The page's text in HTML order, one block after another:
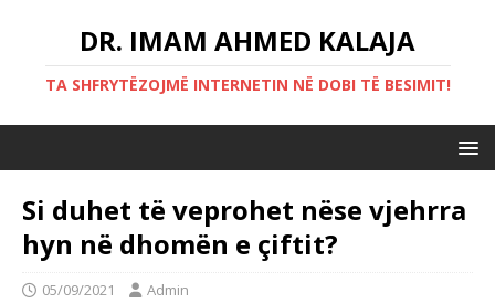
DR. IMAM AHMED KALAJA
TA SHFRYTËZOJMË INTERNETIN NË DOBI TË BESIMIT!
Si duhet të veprohet nëse vjehrra
hyn në dhomën e çiftit?
05/09/2021 Admin